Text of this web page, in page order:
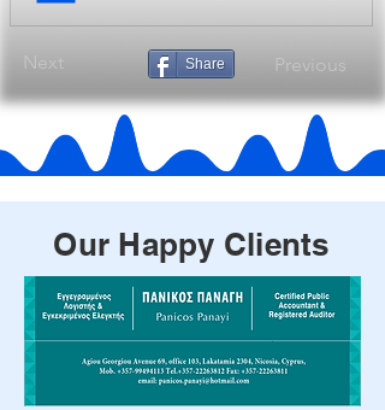
Next Share Previous
Our Happy Clients